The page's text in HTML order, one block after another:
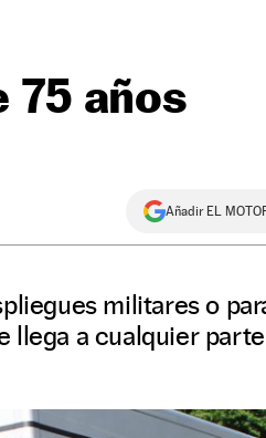
75 años
Añadir EL
militares o
llega a cualquier